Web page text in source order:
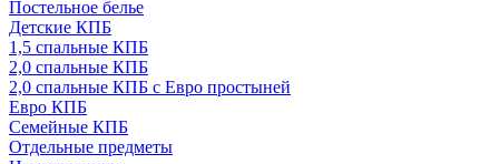
Постельное белье
Детские КПБ
1,5 спальные КПБ
2,0 спальные КПБ
2,0 спальные КПБ с Евро простыней
Евро КПБ
Семейные КПБ
Отдельные предметы